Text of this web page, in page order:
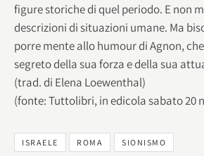
figure storiche di quel periodo. E non
descrizioni di situazioni umane. Ma
porre mente allo humour di Agnon,
segreto della sua forza e della sua
(trad. di Elena Loewenthal)
(fonte: Tuttolibri, in edicola sabato 20
ISRAELE ROMA SIONISMO